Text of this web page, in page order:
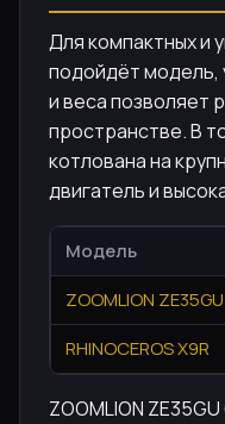
Для компактных и
подойдёт модель,
и веса позволяет
пространстве. В
котлована на
двигатель и
Модель
ZOOMLION ZE35GU
RHINOCEROS X9R
ZOOMLION